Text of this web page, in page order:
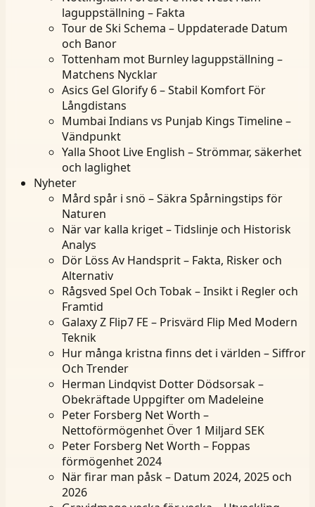
laguppställning – Fakta
Tour de Ski Schema – Uppdaterade Datum
och Banor
Tottenham mot Burnley laguppställning –
Matchens Nycklar
Asics Gel Glorify 6 – Stabil Komfort För
Långdistans
Mumbai Indians vs Punjab Kings Timeline –
Vändpunkt
Yalla Shoot Live English – Strömmar, säkerhet
och laglighet
Nyheter
Mård spår i snö – Säkra Spårningstips för
Naturen
När var kalla kriget – Tidslinje och Historisk
Analys
Dör Löss Av Handsprit – Fakta, Risker och
Alternativ
Rågsved Spel Och Tobak – Insikt i Regler och
Framtid
Galaxy Z Flip7 FE – Prisvärd Flip Med Modern
Teknik
Hur många kristna finns det i världen – Siffror
Och Trender
Herman Lindqvist Dotter Dödsorsak –
Obekräftade Uppgifter om Madeleine
Peter Forsberg Net Worth –
Nettoförmögenhet Över 1 Miljard SEK
Peter Forsberg Net Worth – Foppas
förmögenhet 2024
När firar man påsk – Datum 2024, 2025 och
2026